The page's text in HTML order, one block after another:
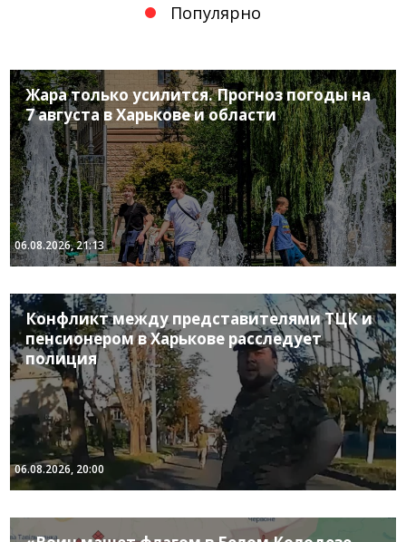
Популярно
Жара только усилится. Прогноз погоды на
7 августа в Харькове и области
06.08.2026, 21:13
Конфликт между представителями ТЦК и
пенсионером в Харькове расследует
полиция
06.08.2026, 20:00